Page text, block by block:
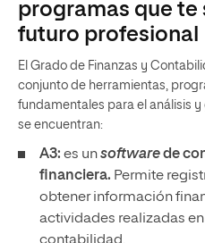
programas que te
futuro profesional
El Grado de Finanzas y
conjunto de herramientas,
fundamentales para el análisis
se encuentran:
A3: es unsoftwarede
financiera. Permite
obtener información
actividades realizadas